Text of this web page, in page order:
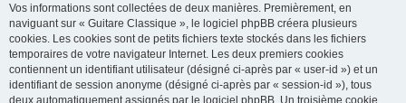
Vos informations sont collectées de deux manières. Premièrement, en
naviguant sur « Guitare Classique », le logiciel phpBB créera plusieurs
cookies. Les cookies sont de petits fichiers texte stockés dans les fichiers
temporaires de votre navigateur Internet. Les deux premiers cookies
contiennent un identifiant utilisateur (désigné ci-après par « user-id ») et un
identifiant de session anonyme (désigné ci-après par « session-id »), tous
deux automatiquement assignés par le logiciel phpBB. Un troisième cookie